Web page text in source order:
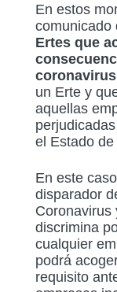
En estos
comunicado
Ertes que
un Erte y
aquellas
el Estado de
En este
disparador
Coronavirus
discrimina
cualquier
podrá
requisito